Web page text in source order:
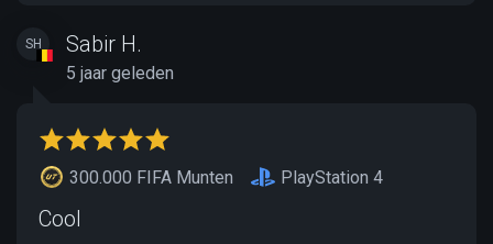
SH Sabir H.
5 jaar geleden
300.000 FIFA Munten PlayStation 4
Cool